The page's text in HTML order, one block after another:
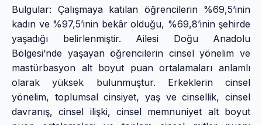
Bulgular: Çalışmaya katılan öğrencilerin %69,5’inin
kadın ve %97,5’inin bekâr olduğu, %69,8’inin şehirde
yaşadığı belirlenmiştir. Ailesi Doğu Anadolu
Bölgesi’nde yaşayan öğrencilerin cinsel yönelim ve
mastürbasyon alt boyut puan ortalamaları anlamlı
olarak yüksek bulunmuştur. Erkeklerin cinsel
yönelim, toplumsal cinsiyet, yaş ve cinsellik, cinsel
davranış, cinsel ilişki, cinsel memnuniyet alt boyut